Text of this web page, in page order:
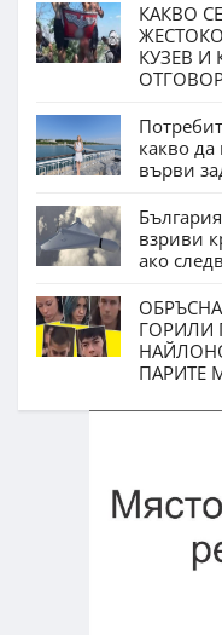
КАКВО
КУЗЕВ
какво
върви
взриви
ако
ГОРИЛИ
ПАРИТЕ